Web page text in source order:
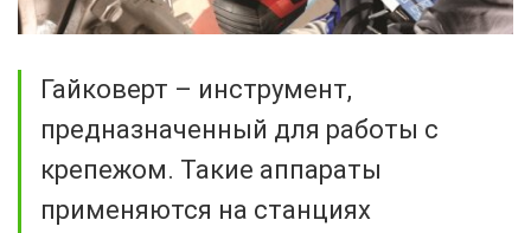
Гайковерт – инструмент,
предназначенный для работы с
крепежом. Такие аппараты
применяются на станциях